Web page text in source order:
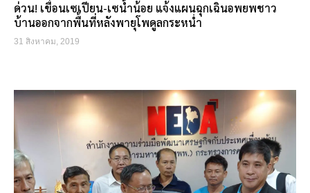
ด่วน! เขื่อนเซเปียน-เซน้ำน้อย แจ้งแผนฉุกเฉินอพยพชาว
บ้านออกจากพื้นที่หลังพายุโพดูลกระหน่ำ
31 สิงหาคม, 2019